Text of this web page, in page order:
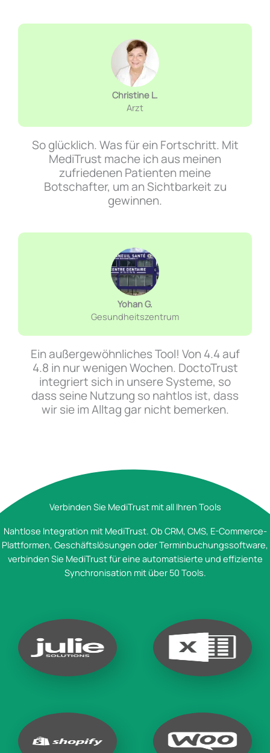
So glücklich. Was für ein Fortschritt. Mit
MediTrust mache ich aus meinen
zufriedenen Patienten meine
Botschafter, um an Sichtbarkeit zu
gewinnen.
Christine L.
Arzt
Yohan G.
Gesundheitszentrum
Ein außergewöhnliches Tool! Von 4.4 auf
4.8 in nur wenigen Wochen. DoctoTrust
integriert sich in unsere Systeme, so
dass seine Nutzung so nahtlos ist, dass
wir sie im Alltag gar nicht bemerken.
Verbinden Sie MediTrust mit all Ihren Tools
Nahtlose Integration mit MediTrust. Ob CRM, CMS, E-Commerce-
Plattformen, Geschäftslösungen oder Terminbuchungssoftware,
verbinden Sie MediTrust für eine automatisierte und effiziente
Synchronisation mit über 50 Tools.